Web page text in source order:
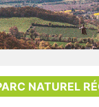
NATUREL